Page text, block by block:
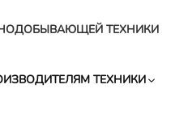
ТЕХНИКИ
ТЕХНИКИ